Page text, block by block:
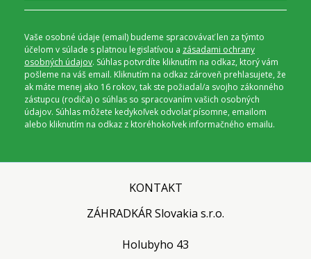
Vaše osobné údaje (email) budeme spracovávať len za týmto
účelom v súlade s platnou legislatívou a zásadami ochrany
osobných údajov. Súhlas potvrdíte kliknutím na odkaz, ktorý vám
pošleme na váš email. Kliknutím na odkaz zároveň prehlasujete, že
ak máte menej ako 16 rokov, tak ste požiadal/a svojho zákonného
zástupcu (rodiča) o súhlas so spracovaním vašich osobných
údajov. Súhlas môžete kedykoľvek odvolať písomne, emailom
alebo kliknutím na odkaz z ktoréhokoľvek informačného emailu.
KONTAKT
ZÁHRADKÁR Slovakia s.r.o.
Holubyho 43